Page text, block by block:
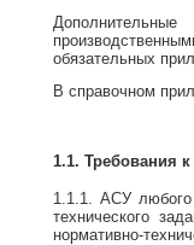
обязательных
В справочном
1.1. Требования
1.1.1. АСУ любого
технического
нормативно-